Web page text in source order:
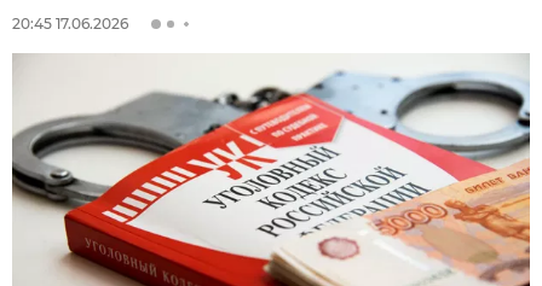
20:45 17.06.2026